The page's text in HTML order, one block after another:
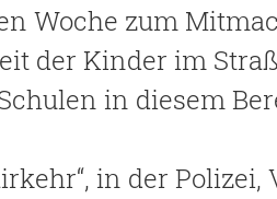
Woche zum
der Kinder im
in diesem
in der